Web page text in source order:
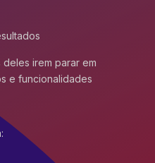
irem parar em
e funcionalidades